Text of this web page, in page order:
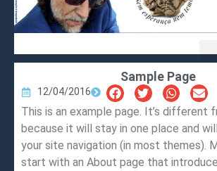
Sample Page
12/04/2016
This is an example page. It’s different
because it will stay in one place and
your site navigation (in most themes).
start with an About page that